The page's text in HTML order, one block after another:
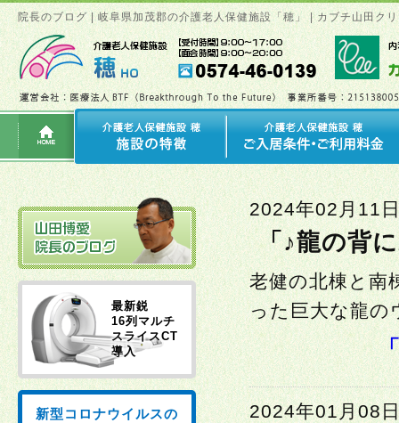
院長のブログ | 岐阜県加茂郡の介護老人保健施設「穂」 | カブチ山田ク
2024年02月11
「♪龍の背
老健の北棟と南
った巨大な龍の
2024年01月08
最新鋭
16列マルチ
スライスCT
導入
新型コロナウイルスの